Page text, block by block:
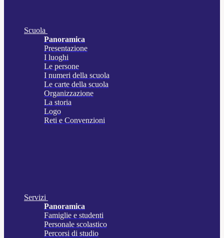
Scuola
Panoramica
Presentazione
I luoghi
Le persone
I numeri della scuola
Le carte della scuola
Organizzazione
La storia
Logo
Reti e Convenzioni
Servizi
Panoramica
Famiglie e studenti
Personale scolastico
Percorsi di studio